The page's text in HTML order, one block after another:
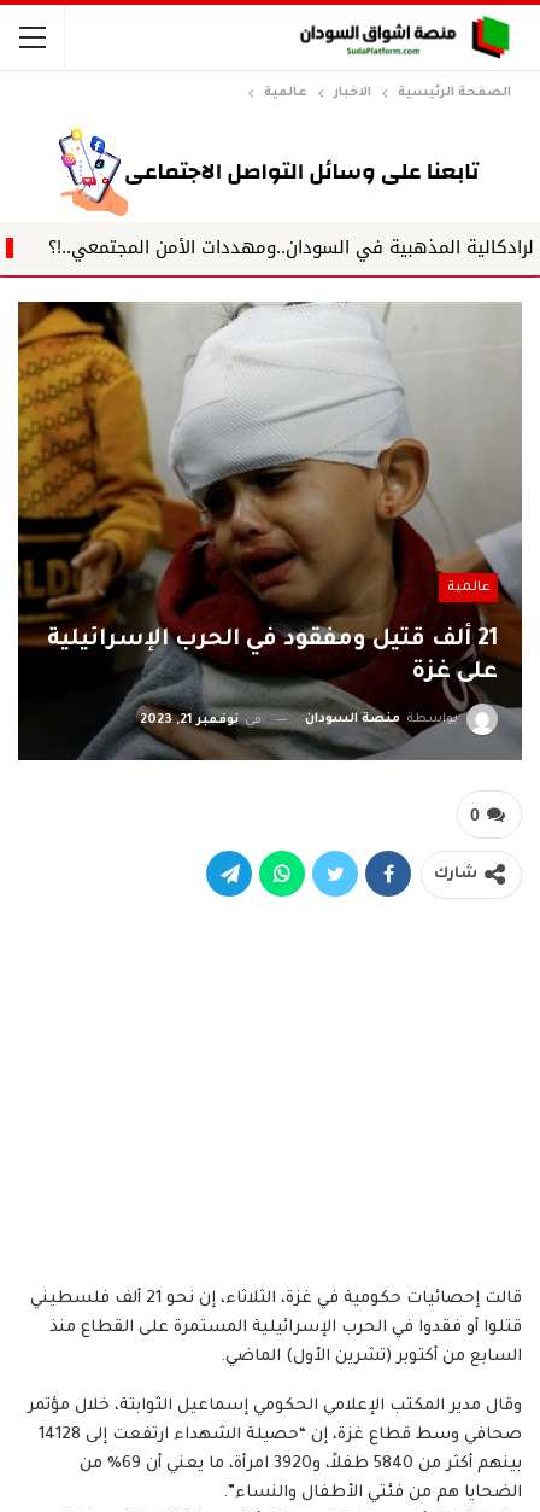
الصفحة الرئيسية الاخبار عالمية
المذهبية في السودان..ومهددات الأمن المجتمعي..!؟
عالمية
21 ألف قتيل ومفقود في الحرب الإسرائيلية
على غزة
بواسطة منصة السودان فينوفمبر 21, 2023
0
شارك
قالت إحصائيات حكومية في غزة، الثلاثاء، إن نحو 21 ألف فلسطيني
قتلوا أو فقدوا في الحرب الإسرائيلية المستمرة على القطاع منذ
السابع من أكتوبر (تشرين الأول) الماضي.
وقال مدير المكتب الإعلامي الحكومي إسماعيل الثوابتة، خلال مؤتمر
صحافي وسط قطاع غزة، إن “حصيلة الشهداء ارتفعت إلى 14128
بينهم أكثر من 5840 طفلاً، و3920 امرأة، ما يعني أن 69% من
الضحايا هم من فئتي الأطفال والنساء”.